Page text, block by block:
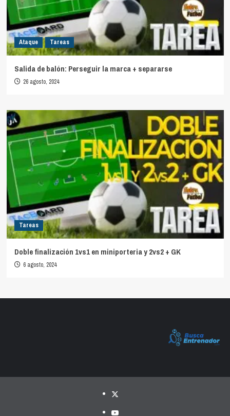
Ataque Tareas
Salida de balón: Perseguir la marca + separarse
26 agosto, 2024
Tareas
Doble finalización 1vs1 en miniporteria y 2vs2 + GK
6 agosto, 2024
Twitter
YouTube